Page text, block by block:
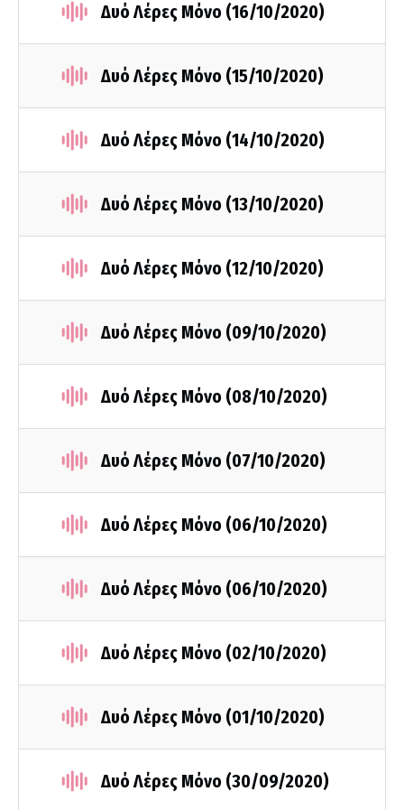
Δυό Λέρες Μόνο (16/10/2020)
Δυό Λέρες Μόνο (15/10/2020)
Δυό Λέρες Μόνο (14/10/2020)
Δυό Λέρες Μόνο (13/10/2020)
Δυό Λέρες Μόνο (12/10/2020)
Δυό Λέρες Μόνο (09/10/2020)
Δυό Λέρες Μόνο (08/10/2020)
Δυό Λέρες Μόνο (07/10/2020)
Δυό Λέρες Μόνο (06/10/2020)
Δυό Λέρες Μόνο (06/10/2020)
Δυό Λέρες Μόνο (02/10/2020)
Δυό Λέρες Μόνο (01/10/2020)
Δυό Λέρες Μόνο (30/09/2020)